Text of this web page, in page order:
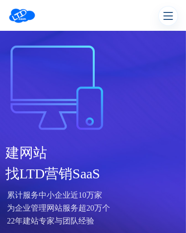
建网站
找LTD营销SaaS
累计服务中小企业近10万家
为企业管理网站服务超20万个
22年建站专家与团队经验